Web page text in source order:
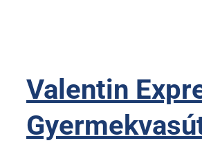
Valentin